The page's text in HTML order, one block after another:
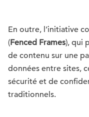
En outre, l’initiative
(Fenced Frames), qui
de contenu sur une
données entre sites,
sécurité et de
traditionnels.